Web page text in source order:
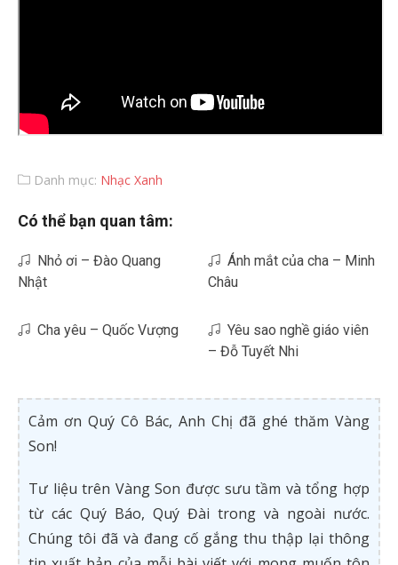
Danh mục: Nhạc Xanh
Có thể bạn quan tâm:
Nhỏ ơi – Đào Quang
Nhật
Ánh mắt của cha – Minh
Châu
Cha yêu – Quốc Vượng
Yêu sao nghề giáo viên
– Đỗ Tuyết Nhi
Cảm ơn Quý Cô Bác, Anh Chị đã ghé thăm Vàng
Son!
Tư liệu trên Vàng Son được sưu tầm và tổng hợp
từ các Quý Báo, Quý Đài trong và ngoài nước.
Chúng tôi đã và đang cố gắng thu thập lại thông